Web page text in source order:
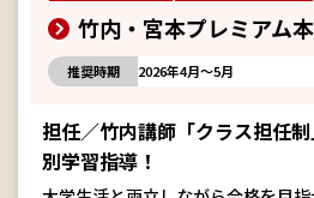
竹内・宮本プレミアム
推奨時期 2026年4月～5月
担任／竹内講師「クラス担任
別学習指導！